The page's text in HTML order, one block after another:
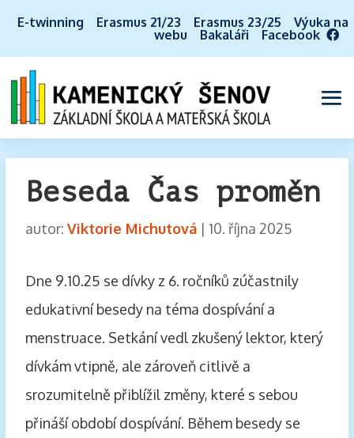
E-twinning Erasmus 21/23 Erasmus 23/25
Výuka na
webu
Bakaláři Facebook
Beseda Čas proměn
autor: Viktorie Michutová| 10. října 2025
Dne 9.10.25 se dívky z 6. ročníků zúčastnily
edukativní besedy na téma dospívání a
menstruace. Setkání vedl zkušený lektor, který
dívkám vtipně, ale zároveň citlivě a
srozumitelně přiblížil změny, které s sebou
přináší období dospívání. Během besedy se